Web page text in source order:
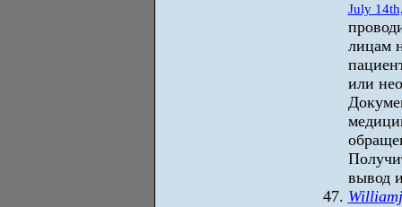
July
лицам
или
вывод